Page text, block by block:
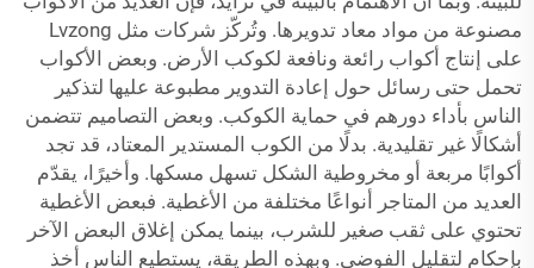
مصنوعة من مواد معاد تدويرها. وتُركّز شركات مثل Lvzong
على إنتاج أكواب رائعة ونافعة لكوكب الأرض. وبعض الأكواب
تحمل حتى رسائل حول إعادة التدوير مطبوعة عليها لتذكير
الناس بأداء دورهم في حماية الكوكب. وبعض التصاميم تتضمن
أشكالًا غير تقليدية. بدلًا من الكوب المستدير المعتاد، قد تجد
أكوابًا مربعة أو مخروطية الشكل تسهل مسكها. وأخيرًا، يقدّم
العديد من المتاجر أنواعًا مختلفة من الأغطية. فبعض الأغطية
تحتوي على ثقب صغير للشرب، بينما يمكن إغلاق البعض الآخر
بإحكام لتقليل الفوضى. وبهذه الطريقة، يستطيع الناس أخذ